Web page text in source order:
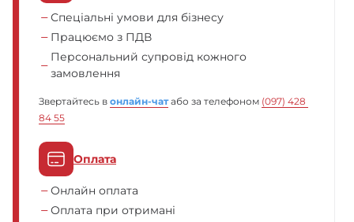
Спеціальні умови для бізнесу
Працюємо з ПДВ
Персональний супровід кожного
замовлення
Звертайтесь в онлайн-чат або за телефоном (097) 428
84 55
Оплата
Онлайн оплата
Оплата при отримані